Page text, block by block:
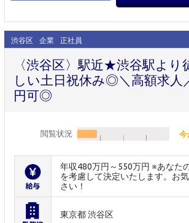
渋谷区 企業 正社員
〈渋谷区〉駅近★渋谷駅より
しい土日祝休み◎＼高額求人
円可◎
閲覧状況 今
年収480万円～550万円 ※あなた
を考慮して決定いたします。お
さい！
東京都 渋谷区